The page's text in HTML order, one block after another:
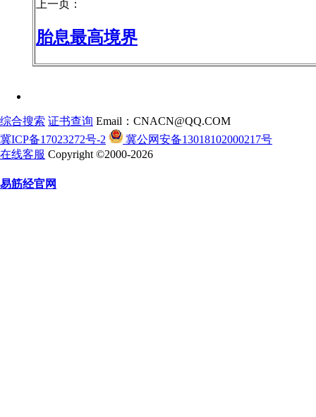
上一页：
胎息最高境界
综合搜索 证书查询 Email：CNACN@QQ.COM
冀ICP备17023272号-2
冀公网安备13018102000217号
在线客服 Copyright ©2000-2026
易筋经官网